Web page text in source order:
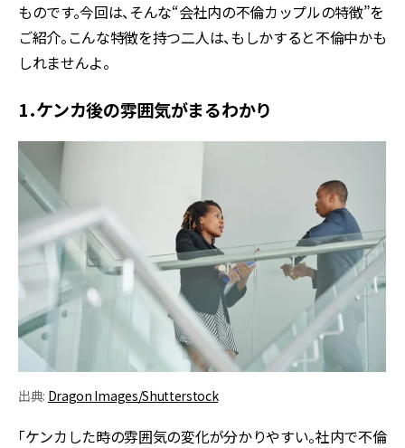
ものです。今回は、そんな“会社内の不倫カップルの特徴”を
ご紹介。こんな特徴を持つ二人は、もしかすると不倫中かも
しれませんよ。
1．ケンカ後の雰囲気がまるわかり
出典: Dragon Images/Shutterstock
「ケンカした時の雰囲気の変化が分かりやすい。社内で不倫